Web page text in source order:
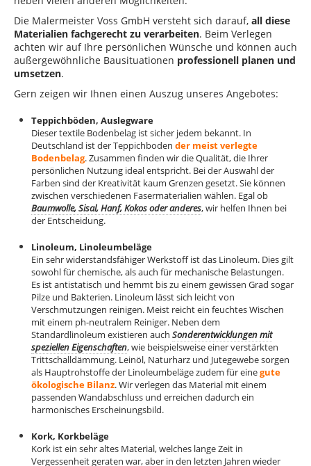
Die Malermeister Voss GmbH versteht sich darauf, all diese
Materialien fachgerecht zu verarbeiten. Beim Verlegen
achten wir auf Ihre persönlichen Wünsche und können auch
außergewöhnliche Bausituationen professionell planen und
umsetzen.
Gern zeigen wir Ihnen einen Auszug unseres Angebotes:
Teppichböden, Auslegware
Dieser textile Bodenbelag ist sicher jedem bekannt. In
Deutschland ist der Teppichboden der meist verlegte
Bodenbelag. Zusammen finden wir die Qualität, die Ihrer
persönlichen Nutzung ideal entspricht. Bei der Auswahl der
Farben sind der Kreativität kaum Grenzen gesetzt. Sie können
zwischen verschiedenen Fasermaterialien wählen. Egal ob
Baumwolle, Sisal, Hanf, Kokos oder anderes, wir helfen Ihnen bei
der Entscheidung.
Linoleum, Linoleumbeläge
Ein sehr widerstandsfähiger Werkstoff ist das Linoleum. Dies gilt
sowohl für chemische, als auch für mechanische Belastungen.
Es ist antistatisch und hemmt bis zu einem gewissen Grad sogar
Pilze und Bakterien. Linoleum lässt sich leicht von
Verschmutzungen reinigen. Meist reicht ein feuchtes Wischen
mit einem ph-neutralem Reiniger. Neben dem
Standardlinoleum existieren auch Sonderentwicklungen mit
speziellen Eigenschaften, wie beispielsweise einer verstärkten
Trittschalldämmung. Leinöl, Naturharz und Jutegewebe sorgen
als Hauptrohstoffe der Linoleumbeläge zudem für einegute
ökologische Bilanz. Wir verlegen das Material mit einem
passenden Wandabschluss und erreichen dadurch ein
harmonisches Erscheinungsbild.
Kork, Korkbeläge
Kork ist ein sehr altes Material, welches lange Zeit in
Vergessenheit geraten war, aber in den letzten Jahren wieder